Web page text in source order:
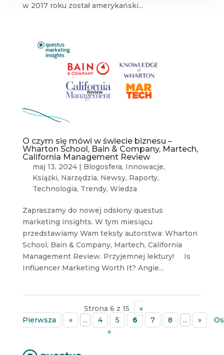
w 2017 roku został amerykański...
O czym się mówi w świecie biznesu –
Wharton School, Bain & Company, Martech,
California Management Review
maj 13, 2024| Blogosfera, Innowacje,
Książki, Narzędzia, Newsy, Raporty,
Technologia, Trendy, Wiedza
Zapraszamy do nowej odsłony questus
marketing insights. W tym miesiącu
przedstawiamy Wam teksty autorstwa: Wharton
School, Bain & Company, Martech, California
Management Review. Przyjemnej lektury! Is
Influencer Marketing Worth It? Angie...
Strona 6 z 15
«
Pierwsza
« ... 4 5 6 7 8 ... »
»